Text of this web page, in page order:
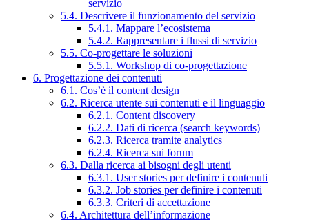
servizio
5.4. Descrivere il funzionamento del servizio
5.4.1. Mappare l’ecosistema
5.4.2. Rappresentare i flussi di servizio
5.5. Co-progettare le soluzioni
5.5.1. Workshop di co-progettazione
6. Progettazione dei contenuti
6.1. Cos’è il content design
6.2. Ricerca utente sui contenuti e il linguaggio
6.2.1. Content discovery
6.2.2. Dati di ricerca (search keywords)
6.2.3. Ricerca tramite analytics
6.2.4. Ricerca sui forum
6.3. Dalla ricerca ai bisogni degli utenti
6.3.1. User stories per definire i contenuti
6.3.2. Job stories per definire i contenuti
6.3.3. Criteri di accettazione
6.4. Architettura dell’informazione